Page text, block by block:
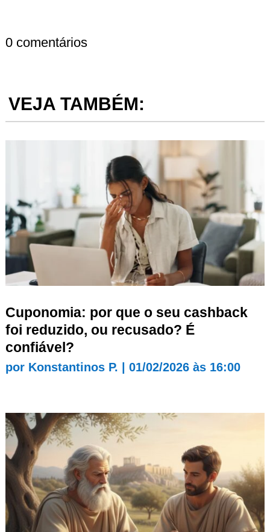
0 comentários
VEJA TAMBÉM:
Cuponomia: por que o seu cashback
foi reduzido, ou recusado? É
confiável?
por Konstantinos P. 01/02/2026 às 16:00